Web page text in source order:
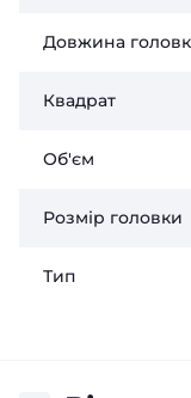
Довжина
Квадрат
Об'єм
Розмір головки
Тип